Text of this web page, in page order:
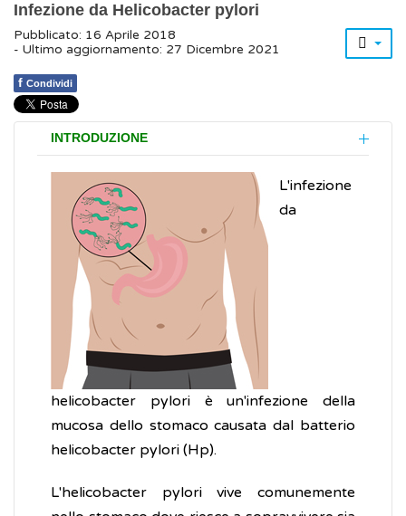
Infezione da Helicobacter pylori
Pubblicato: 16 Aprile 2018
- Ultimo aggiornamento: 27 Dicembre 2021
f Condividi
INTRODUZIONE
L'infezione
da
helicobacter pylori è un'infezione della
mucosa dello stomaco causata dal batterio
helicobacter pylori (Hp).
L'helicobacter pylori vive comunemente